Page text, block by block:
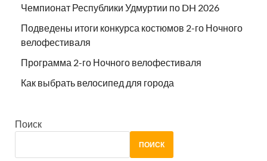
Чемпионат Республики Удмуртии по DH 2026
Подведены итоги конкурса костюмов 2-го Ночного
велофестиваля
Программа 2-го Ночного велофестиваля
Как выбрать велосипед для города
Поиск
ПОИСК